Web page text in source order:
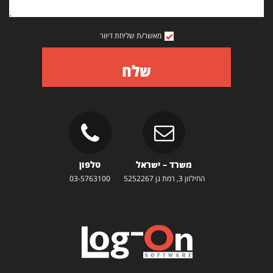
מאשר/ת שליחת דיוור
שלח
משרד – ישראל
החילזון 3, רמת גן 5252267
טלפון
03-5763100